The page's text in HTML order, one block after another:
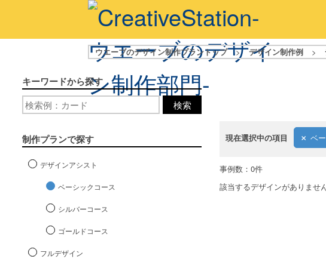
ウエーブのデザイン制作プラントップ > デザイン制作例 >
現在選択中の項目 ベ
キーワードから探す
検索
制作プランで探す
デザインアシスト
ベーシックコース
シルバーコース
ゴールドコース
フルデザイン
事例数：0件
該当するデザインがありませ